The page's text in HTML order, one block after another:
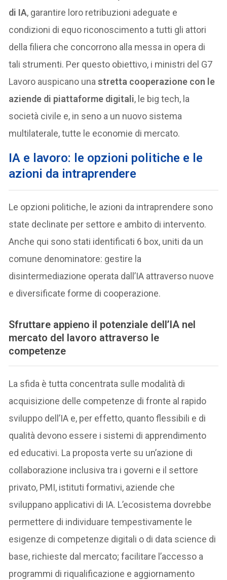
di IA, garantire loro retribuzioni adeguate e
condizioni di equo riconoscimento a tutti gli attori
della filiera che concorrono alla messa in opera di
tali strumenti. Per questo obiettivo, i ministri del G7
Lavoro auspicano unastretta cooperazione con le
aziende di piattaforme digitali, le big tech, la
società civile e, in seno a un nuovo sistema
multilaterale, tutte le economie di mercato.
IA e lavoro: le opzioni politiche e le
azioni da intraprendere
Le opzioni politiche, le azioni da intraprendere sono
state declinate per settore e ambito di intervento.
Anche qui sono stati identificati 6 box, uniti da un
comune denominatore: gestire la
disintermediazione operata dall’IA attraverso nuove
e diversificate forme di cooperazione.
Sfruttare appieno il potenziale dell’IA nel
mercato del lavoro attraverso le
competenze
La sfida è tutta concentrata sulle modalità di
acquisizione delle competenze di fronte al rapido
sviluppo dell’IA e, per effetto, quanto flessibili e di
qualità devono essere i sistemi di apprendimento
ed educativi. La proposta verte su un’azione di
collaborazione inclusiva tra i governi e il settore
privato, PMI, istituti formativi, aziende che
sviluppano applicativi di IA. L’ecosistema dovrebbe
permettere di individuare tempestivamente le
esigenze di competenze digitali o di data science di
base, richieste dal mercato; facilitare l’accesso a
programmi di riqualificazione e aggiornamento